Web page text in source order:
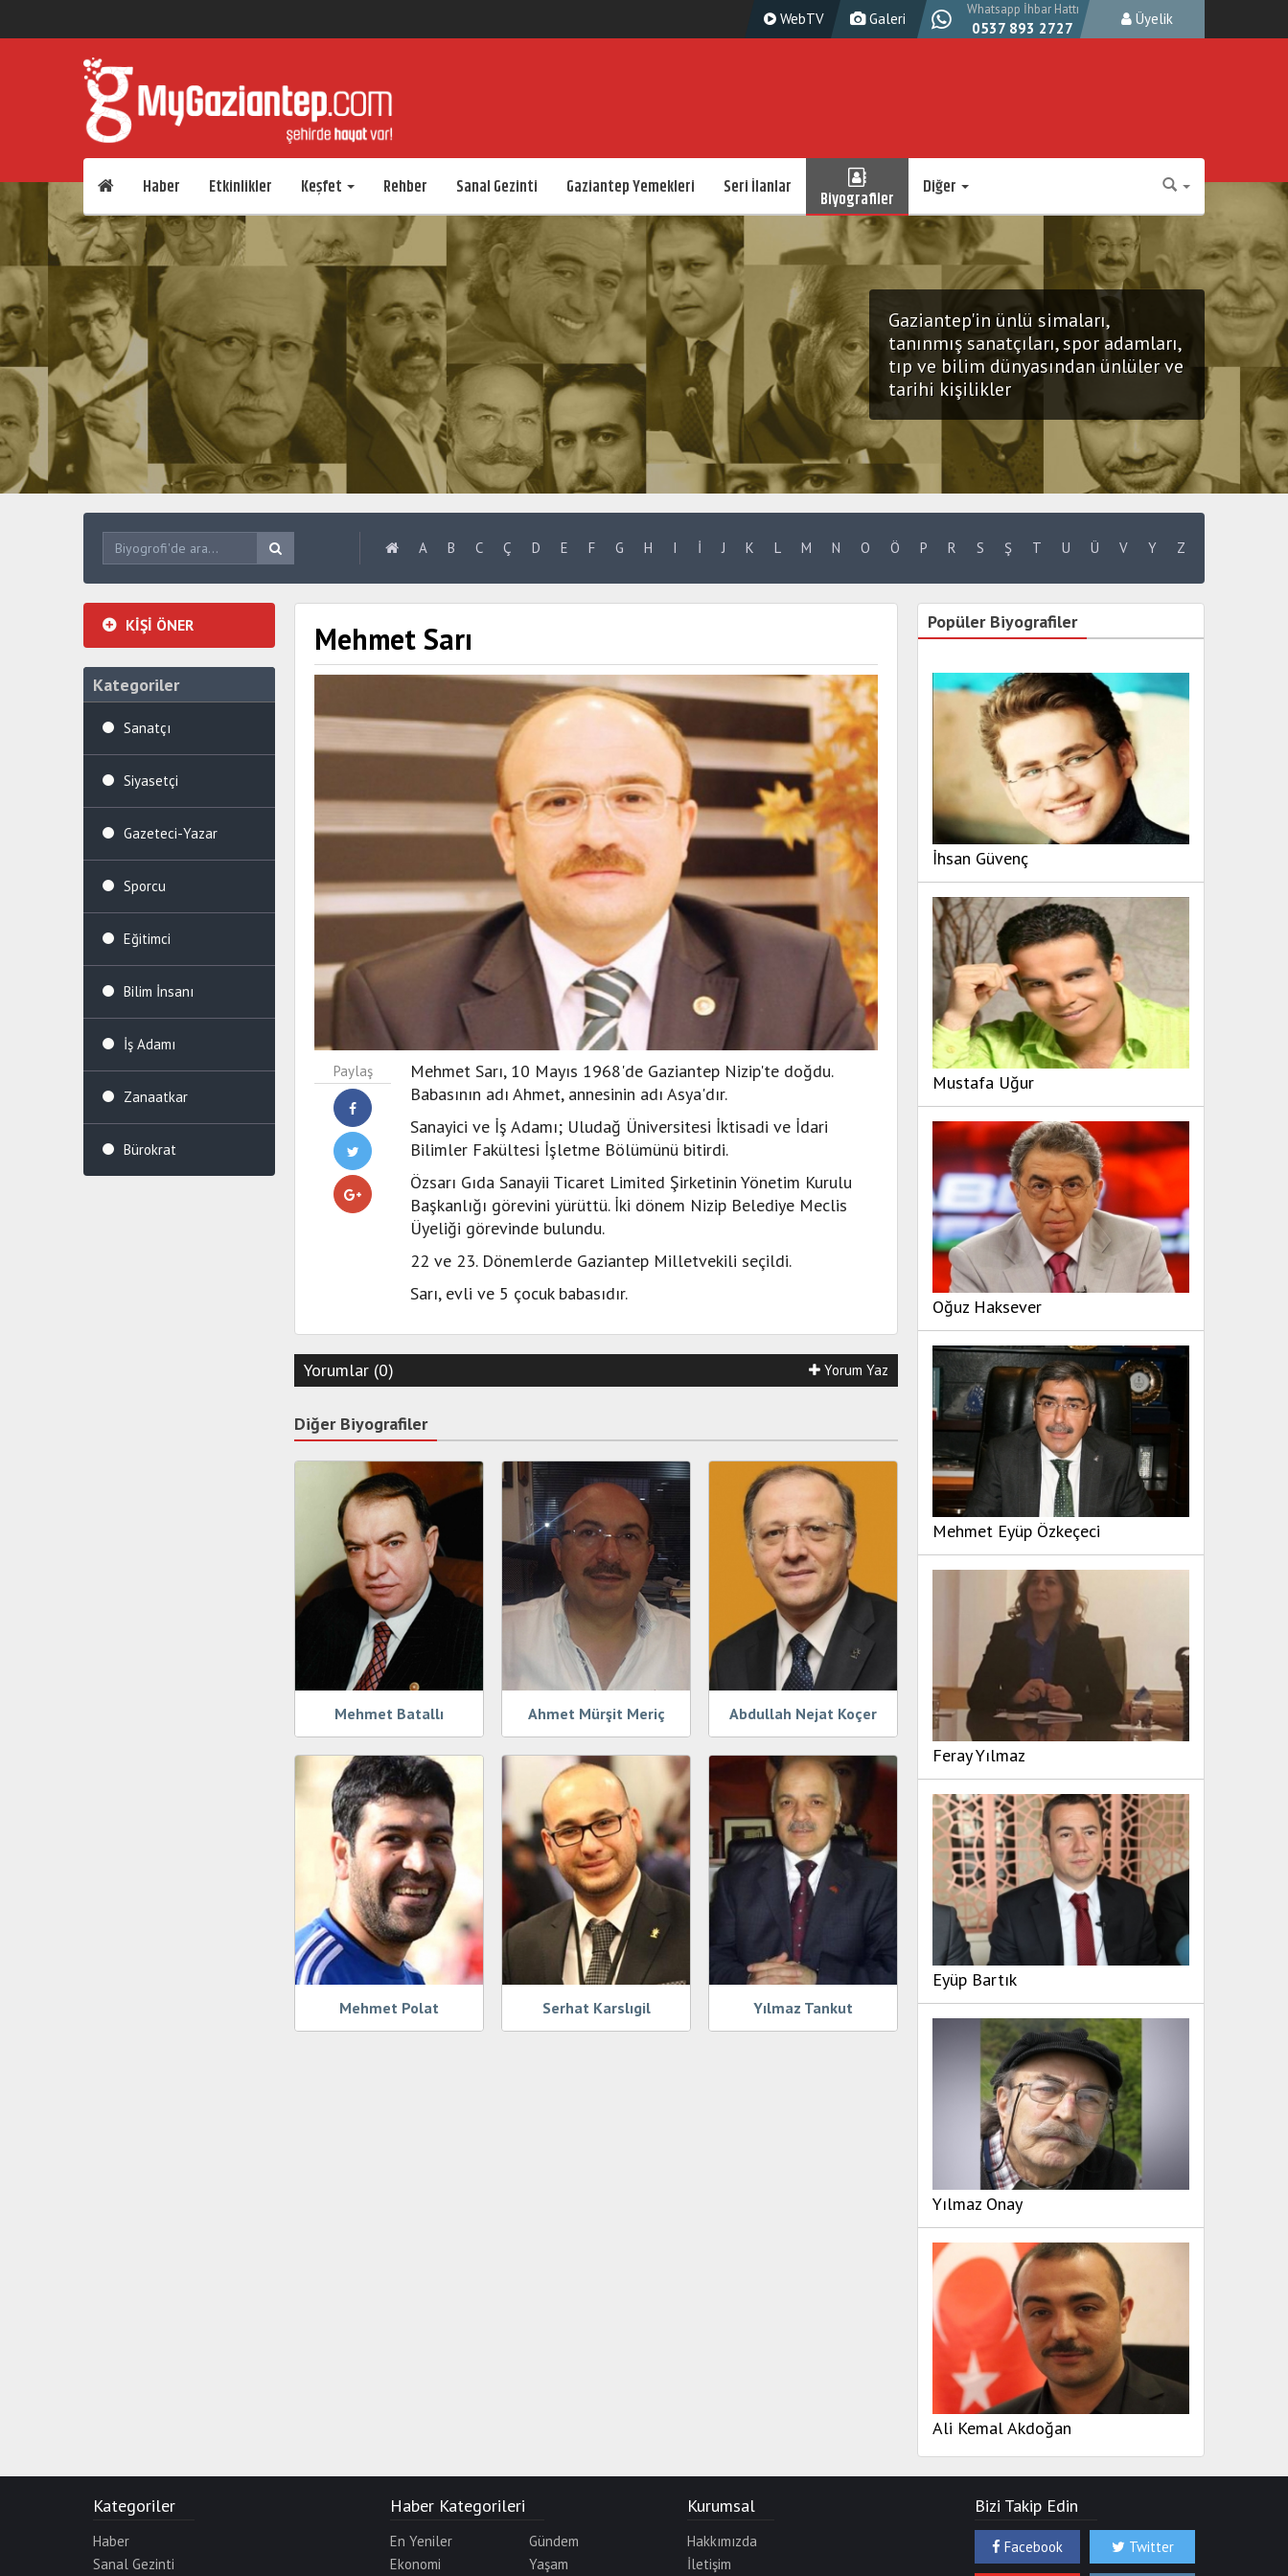
WebTV Galeri
Whatsapp İhbar Hattı
0537 893 2727
Üyelik
Haber Etkinlikler Keşfet Rehber Sanal Gezinti Gaziantep Yemekleri Seri İlanlar Biyografiler Diğer
Gaziantep'in ünlü simaları,
tanınmış sanatçıları, spor adamları,
tıp ve bilim dünyasından ünlüler ve
tarihi kişilikler
A B C Ç D E F G H I İ J K L M N O Ö P R S Ş T U Ü V Y Z
KİŞİ ÖNER
Kategoriler
Sanatçı
Siyasetçi
Gazeteci-Yazar
Sporcu
Eğitimci
Bilim İnsanı
İş Adamı
Zanaatkar
Bürokrat
Mehmet Sarı
Paylaş
Mehmet Sarı, 10 Mayıs 1968'de Gaziantep Nizip'te doğdu.
Babasının adı Ahmet, annesinin adı Asya'dır.
Sanayici ve İş Adamı; Uludağ Üniversitesi İktisadi ve İdari
Bilimler Fakültesi İşletme Bölümünü bitirdi.
Özsarı Gıda Sanayii Ticaret Limited Şirketinin Yönetim Kurulu
Başkanlığı görevini yürüttü. İki dönem Nizip Belediye Meclis
Üyeliği görevinde bulundu.
22 ve 23. Dönemlerde Gaziantep Milletvekili seçildi.
Sarı, evli ve 5 çocuk babasıdır.
Yorumlar (0) Yorum Yaz
Diğer Biyografiler
Mehmet Batallı Ahmet Mürşit Meriç Abdullah Nejat Koçer
Mehmet Polat Serhat Karslıgil Yılmaz Tankut
Popüler Biyografiler
İhsan Güvenç
Mustafa Uğur
Oğuz Haksever
Mehmet Eyüp Özkeçeci
Feray Yılmaz
Eyüp Bartık
Yılmaz Onay
Ali Kemal Akdoğan
Kategoriler
Haber
Sanal Gezinti
Haber Kategorileri
En Yeniler
Gündem
Ekonomi
Yaşam
Kurumsal
Hakkımızda
İletişim
Bizi Takip Edin
Facebook Twitter